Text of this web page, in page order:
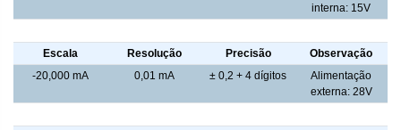
interna: 15V
Escala
Resolução Precisão
Observação
-20,000 mA
0,01 mA ± 0,2 + 4 dígitos
Alimentação
externa: 28V